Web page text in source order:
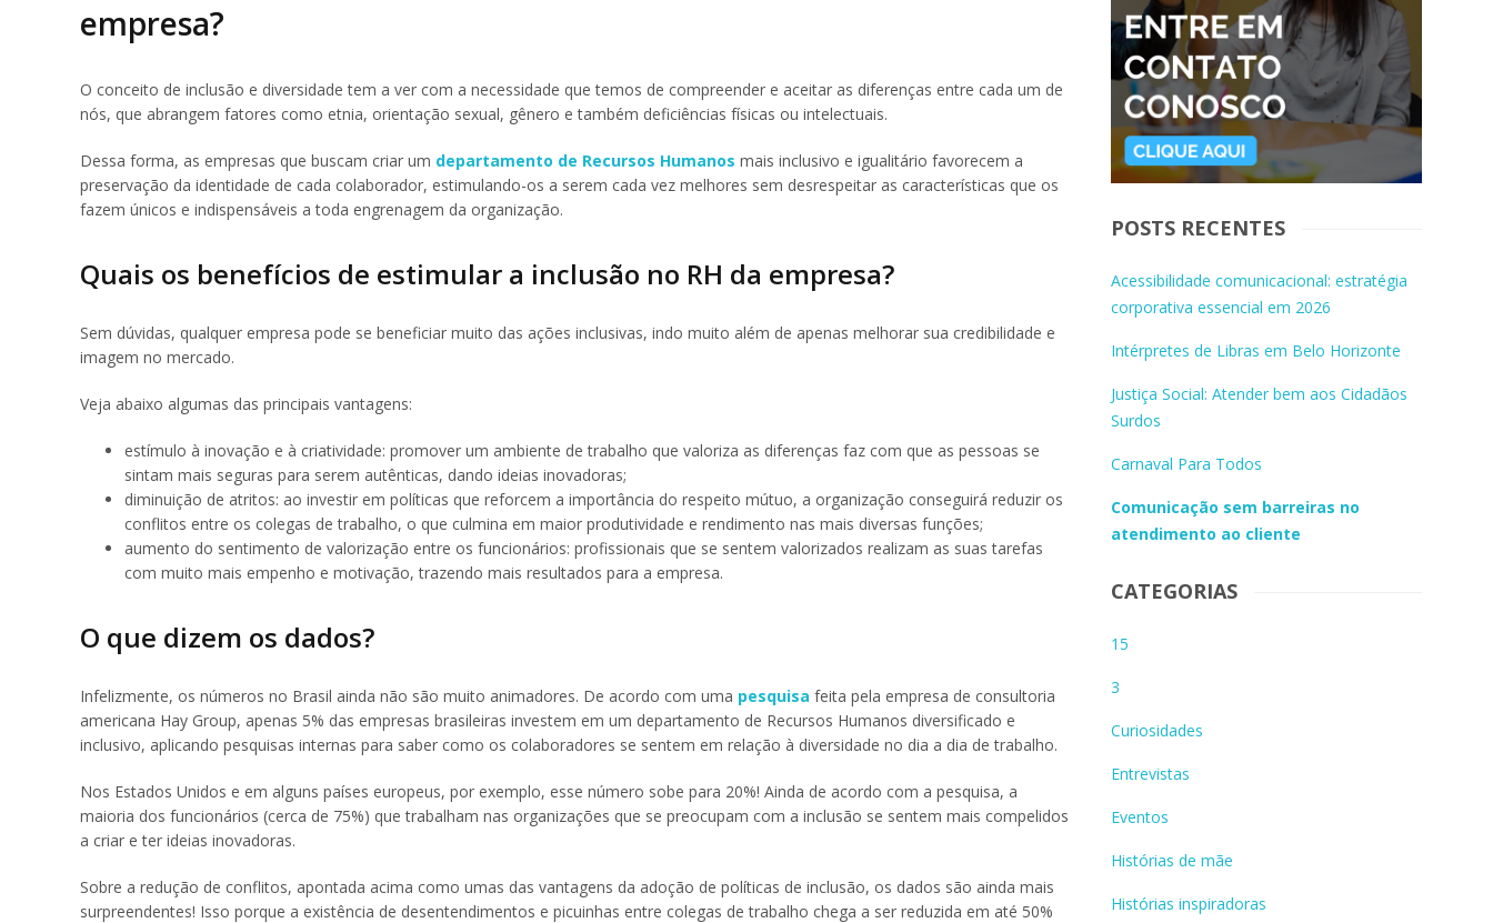
empresa?
O conceito de inclusão e diversidade tem a ver com a necessidade que temos de compreender e aceitar as diferenças entre cada um de
nós, que abrangem fatores como etnia, orientação sexual, gênero e também deficiências físicas ou intelectuais.
Dessa forma, as empresas que buscam criar um departamento de Recursos Humanos mais inclusivo e igualitário favorecem a
preservação da identidade de cada colaborador, estimulando-os a serem cada vez melhores sem desrespeitar as características que os
fazem únicos e indispensáveis a toda engrenagem da organização.
Quais os benefícios de estimular a inclusão no RH da empresa?
Sem dúvidas, qualquer empresa pode se beneficiar muito das ações inclusivas, indo muito além de apenas melhorar sua credibilidade e
imagem no mercado.
Veja abaixo algumas das principais vantagens:
estímulo à inovação e à criatividade: promover um ambiente de trabalho que valoriza as diferenças faz com que as pessoas se
sintam mais seguras para serem autênticas, dando ideias inovadoras;
diminuição de atritos: ao investir em políticas que reforcem a importância do respeito mútuo, a organização conseguirá reduzir os
conflitos entre os colegas de trabalho, o que culmina em maior produtividade e rendimento nas mais diversas funções;
aumento do sentimento de valorização entre os funcionários: profissionais que se sentem valorizados realizam as suas tarefas
com muito mais empenho e motivação, trazendo mais resultados para a empresa.
O que dizem os dados?
Infelizmente, os números no Brasil ainda não são muito animadores. De acordo com uma pesquisa feita pela empresa de consultoria
americana Hay Group, apenas 5% das empresas brasileiras investem em um departamento de Recursos Humanos diversificado e
inclusivo, aplicando pesquisas internas para saber como os colaboradores se sentem em relação à diversidade no dia a dia de trabalho.
Nos Estados Unidos e em alguns países europeus, por exemplo, esse número sobe para 20%! Ainda de acordo com a pesquisa, a
maioria dos funcionários (cerca de 75%) que trabalham nas organizações que se preocupam com a inclusão se sentem mais compelidos
a criar e ter ideias inovadoras.
Sobre a redução de conflitos, apontada acima como umas das vantagens da adoção de políticas de inclusão, os dados são ainda mais
surpreendentes! Isso porque a existência de desentendimentos e picuinhas entre colegas de trabalho chega a ser reduzida em até 50%
POSTS RECENTES
Acessibilidade comunicacional: estratégia
corporativa essencial em 2026
Intérpretes de Libras em Belo Horizonte
Justiça Social: Atender bem aos Cidadãos
Surdos
Carnaval Para Todos
Comunicação sem barreiras no
atendimento ao cliente
CATEGORIAS
15
3
Curiosidades
Entrevistas
Eventos
Histórias de mãe
Histórias inspiradoras